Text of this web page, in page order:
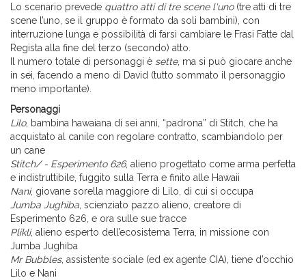
Lo scenario prevede quattro atti di tre scene l'uno(tre atti di tre
scene l’uno, se il gruppo è formato da soli bambini), con
interruzione lunga e possibilità di farsi cambiare le Frasi Fatte dal
Regista alla fine del terzo (secondo) atto.
Il numero totale di personaggi è sette, ma si può giocare anche
in sei, facendo a meno di David (tutto sommato il personaggio
meno importante).
Personaggi
Lilo, bambina hawaiana di sei anni, “padrona” di Stitch, che ha
acquistato al canile con regolare contratto, scambiandolo per
un cane
Stitch/ - Esperimento 626, alieno progettato come arma perfetta
e indistruttibile, fuggito sulla Terra e finito alle Hawaii
Nani, giovane sorella maggiore di Lilo, di cui si occupa
Jumba Jughiba , scienziato pazzo alieno, creatore di
Esperimento 626, e ora sulle sue tracce
Plikli, alieno esperto dell’ecosistema Terra, in missione con
Jumba Jughiba
Mr Bubbles, assistente sociale (ed ex agente CIA), tiene d’occhio
Lilo e Nani